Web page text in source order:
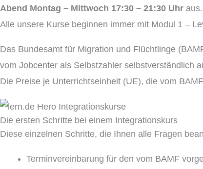
Abend Montag – Mittwoch 17:30 – 21:30 Uhr aus.
Alle unsere Kurse beginnen immer mit Modul 1 –
Das Bundesamt für Migration und Flüchtlinge
vom Jobcenter als Selbstzahler selbstverständlich
Die Preise je Unterrichtseinheit (UE), die vom
Die ersten Schritte bei einem Integrationskurs
Diese einzelnen Schritte, die Ihnen alle Fragen
Terminvereinbarung für den vom BAMF